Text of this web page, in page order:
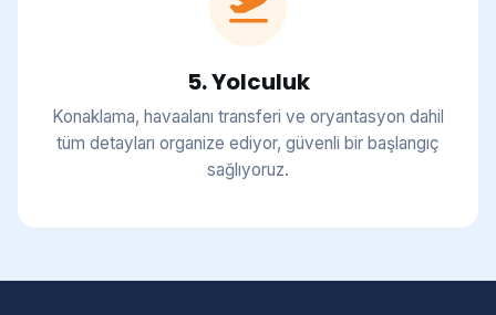
5. Yolculuk
Konaklama, havaalanı transferi ve oryantasyon dahil
tüm detayları organize ediyor, güvenli bir başlangıç
sağlıyoruz.